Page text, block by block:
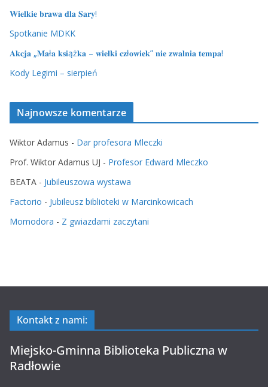
𝐖𝐢𝐞𝐥𝐤𝐢𝐞 𝐛𝐫𝐚𝐰𝐚 𝐝𝐥𝐚 𝐒𝐚𝐫𝐲!
Spotkanie MDKK
𝐀𝐤𝐜𝐣𝐚 „𝐌𝐚ł𝐚 𝐤𝐬𝐢ąż𝐤𝐚 – 𝐰𝐢𝐞𝐥𝐤𝐢 𝐜𝐳ł𝐨𝐰𝐢𝐞𝐤” 𝐧𝐢𝐞 𝐳𝐰𝐚𝐥𝐧𝐢𝐚 𝐭𝐞𝐦𝐩𝐚!
Kody Legimi – sierpień
Najnowsze komentarze
Wiktor Adamus - Dar profesora Mleczki
Prof. Wiktor Adamus UJ - Profesor Edward Mleczko
BEATA - Jubileuszowa wystawa
Factorio - Jubileusz biblioteki w Marcinkowicach
Momodora - Z gwiazdami zaczytani
Kontakt z nami:
Miejsko-Gminna Biblioteka Publiczna w
Radłowie